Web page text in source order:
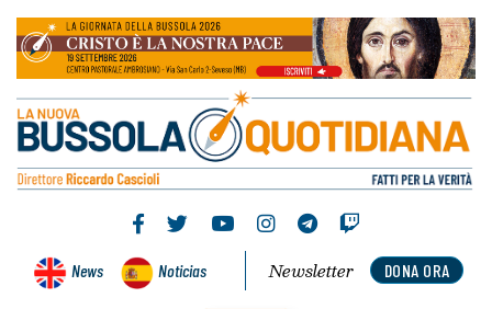
News Noticias DONA ORA
Newsletter